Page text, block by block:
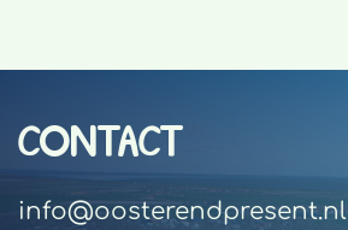
CONTACT
info@oosterendpresent.nl